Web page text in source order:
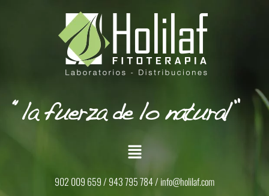
902 009 659 / 943 795 784 / info@holilaf.com